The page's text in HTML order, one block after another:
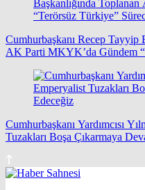
Cumhurbaşkanı Recep Tayyip
AK Parti MKYK’da Gündem
Cumhurbaşkanı Yardımcısı
Tuzakları Boşa Çıkarmaya